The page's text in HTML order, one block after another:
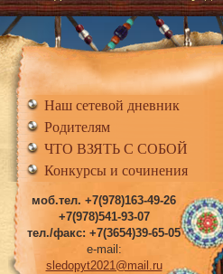
Наш сетевой дневник
Родителям
ЧТО ВЗЯТЬ С СОБОЙ
Конкурсы и сочинения
моб.тел. +7(978)163-49-26
+7(978)541-93-07
тел./факс: +7(3654)39-65-05
e-mail:
sledopyt2021@mail.ru